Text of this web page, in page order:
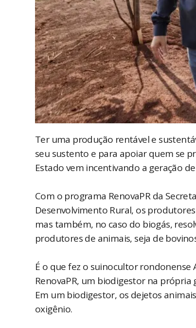
Ter uma produção rentável e
seu sustento e para apoiar quem se
Estado vem incentivando a geração
Com o programa RenovaPR da
Desenvolvimento Rural, os
mas também, no caso do biogás,
produtores de animais, seja de
É o que fez o suinocultor rondonense
RenovaPR, um biodigestor na própria
Em um biodigestor, os dejetos
oxigênio.